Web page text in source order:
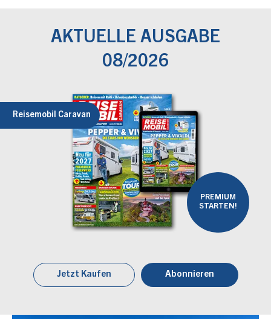
AKTUELLE AUSGABE
08/2026
Reisemobil Caravan
PREMIUM
STARTEN!
Jetzt Kaufen Abonnieren